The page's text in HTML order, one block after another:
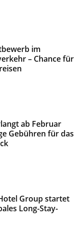
im
– Chance für
ab Februar
Gebühren für das
Group startet
Long-Stay-